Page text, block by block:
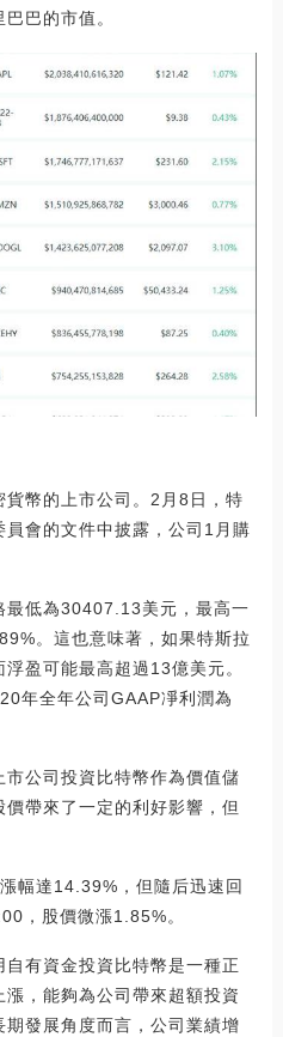
巴的市值。
幣的上市公司。2月8日，特
會的文件中披露，公司1月購
低為30407.13美元，最高一
。這也意味著，如果特斯拉
盈可能最高超過13億美元。
年全年公司GAAP凈利潤為
公司投資比特幣作為價值儲
帶來了一定的利好影響，但
幅達14.39%，但隨后迅速回
，股價微漲1.85%。
有資金投資比特幣是一種正
，能夠為公司帶來超額投資
發展角度而言，公司業績增